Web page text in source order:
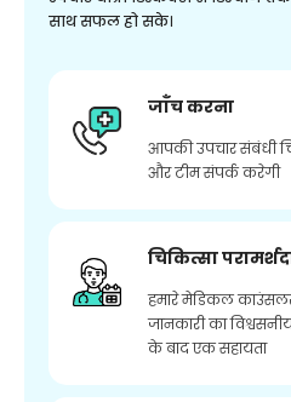
साथ सफल हो सके।
जाँच करना
आपकी उपचार संबंधी
और टीम संपर्क करेगी
चिकित्सा
हमारे मेडिकल काउंसलर
जानकारी का
के बाद एक सहायता